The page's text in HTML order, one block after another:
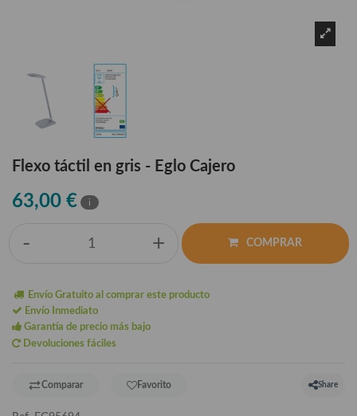
Flexo táctil en gris - Eglo Cajero
63,00 € i
- + COMPRAR
Envío Gratuito al comprar este producto
Envío Inmediato
Garantía de precio más bajo
Devoluciones fáciles
Comparar Favorito Share